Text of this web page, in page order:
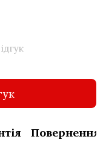
Повернення